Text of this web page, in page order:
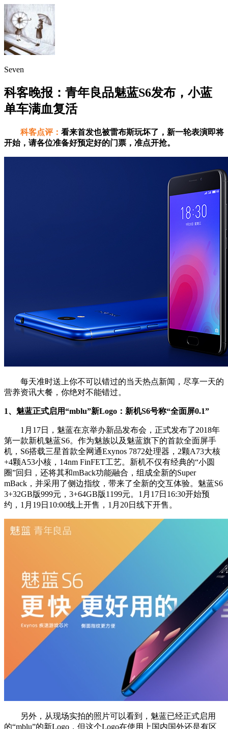
Seven
科客晚报：青年良品魅蓝S6发布，小蓝
单车满血复活
科客点评： 看来首发也被雷布斯玩坏了，新一轮表演即将
开始，请各位准备好预定好的门票，准点开抢。
每天准时送上你不可以错过的当天热点新闻，尽享一天的
营养资讯大餐，你绝对不能错过。
1、魅蓝正式启用“mblu”新Logo：新机S6号称“全面屏0.1”
1月17日，魅蓝在京举办新品发布会，正式发布了2018年
第一款新机魅蓝S6。作为魅族以及魅蓝旗下的首款全面屏手
机，S6搭载三星首款全网通Exynos 7872处理器，2颗A73大核
+4颗A53小核，14nm FinFET工艺。新机不仅有经典的“小圆
圈”回归，还将其和mBack功能融合，组成全新的Super
mBack，并采用了侧边指纹，带来了全新的交互体验。魅蓝S6
3+32GB版999元，3+64GB版1199元。1月17日16:30开始预
约，1月19日10:00线上开售，1月20日线下开售。
另外，从现场实拍的照片可以看到，魅蓝已经正式启用
的“mblu”的新Logo，但这个Logo在使用上国内国外还是有区